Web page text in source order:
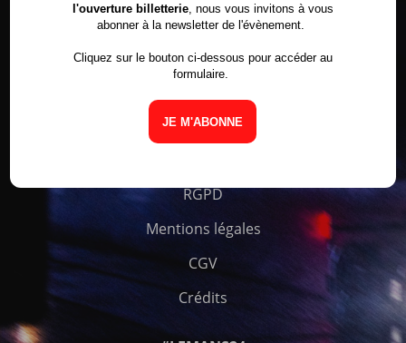
l'ouverture billetterie, nous vous invitons à vous
abonner à la newsletter de l'évènement.
Cliquez sur le bouton ci-dessous pour accéder au
formulaire.
JE M'ABONNE